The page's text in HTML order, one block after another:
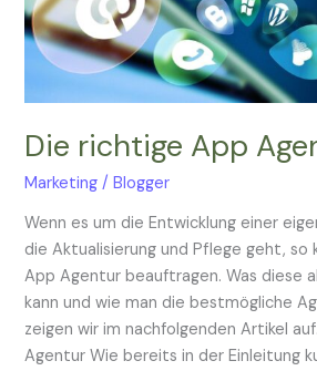
Die richtige App
Marketing /Blogger
Wenn es um die Entwicklung einer
die Aktualisierung und Pflege geht, so
App Agentur beauftragen. Was diese
kann und wie man die bestmögliche
zeigen wir im nachfolgenden Artikel
Agentur Wie bereits in der Einleitung